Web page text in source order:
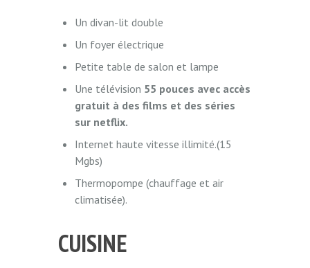
Un divan-lit double
Un foyer électrique
Petite table de salon et lampe
Une télévision 55 pouces avec accès
gratuit à des films et des séries
sur netflix.
Internet haute vitesse illimité.(15
Mgbs)
Thermopompe (chauffage et air
climatisée).
CUISINE